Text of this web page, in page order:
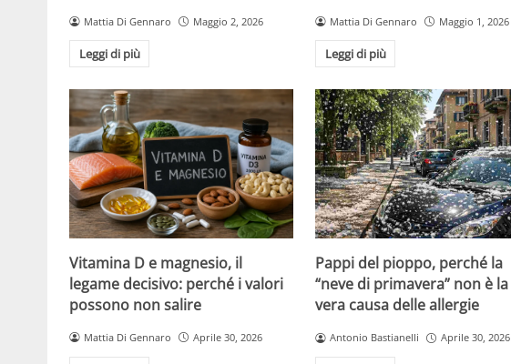
Mattia Di Gennaro Maggio 2, 2026
Leggi di più
Mattia Di Gennaro Maggio 1, 2026
Leggi di più
Vitamina D e magnesio, il
legame decisivo: perché i valori
possono non salire
Mattia Di Gennaro Aprile 30, 2026
Pappi del pioppo, perché la
“neve di primavera” non è la
vera causa delle allergie
Antonio Bastianelli Aprile 30, 2026